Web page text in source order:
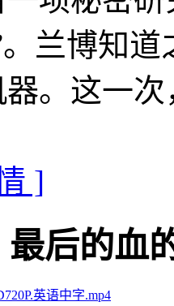
兰博知
。这一
]
后的血
英语中字.mp4